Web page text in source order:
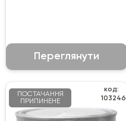
Переглянути
ПОСТАЧАННЯ
ПРИПИНЕНЕ
код:
103246